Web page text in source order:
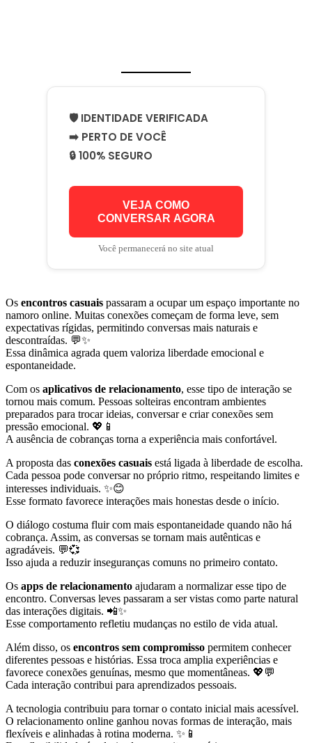
🛡️ IDENTIDADE VERIFICADA
➡️ PERTO DE VOCÊ
🔒 100% SEGURO
VEJA COMO
CONVERSAR AGORA
Você permanecerá no site atual
Os encontros casuais passaram a ocupar um espaço importante no
namoro online. Muitas conexões começam de forma leve, sem
expectativas rígidas, permitindo conversas mais naturais e
descontraídas. 💬✨
Essa dinâmica agrada quem valoriza liberdade emocional e
espontaneidade.
Com os aplicativos de relacionamento, esse tipo de interação se
tornou mais comum. Pessoas solteiras encontram ambientes
preparados para trocar ideias, conversar e criar conexões sem
pressão emocional. 💖📱
A ausência de cobranças torna a experiência mais confortável.
A proposta das conexões casuais está ligada à liberdade de escolha.
Cada pessoa pode conversar no próprio ritmo, respeitando limites e
interesses individuais. ✨😊
Esse formato favorece interações mais honestas desde o início.
O diálogo costuma fluir com mais espontaneidade quando não há
cobrança. Assim, as conversas se tornam mais autênticas e
agradáveis. 💬💞
Isso ajuda a reduzir inseguranças comuns no primeiro contato.
Os apps de relacionamento ajudaram a normalizar esse tipo de
encontro. Conversas leves passaram a ser vistas como parte natural
das interações digitais. 📲✨
Esse comportamento refletiu mudanças no estilo de vida atual.
Além disso, os encontros sem compromisso permitem conhecer
diferentes pessoas e histórias. Essa troca amplia experiências e
favorece conexões genuínas, mesmo que momentâneas. 💖💬
Cada interação contribui para aprendizados pessoais.
A tecnologia contribuiu para tornar o contato inicial mais acessível.
O relacionamento online ganhou novas formas de interação, mais
flexíveis e alinhadas à rotina moderna. ✨📱